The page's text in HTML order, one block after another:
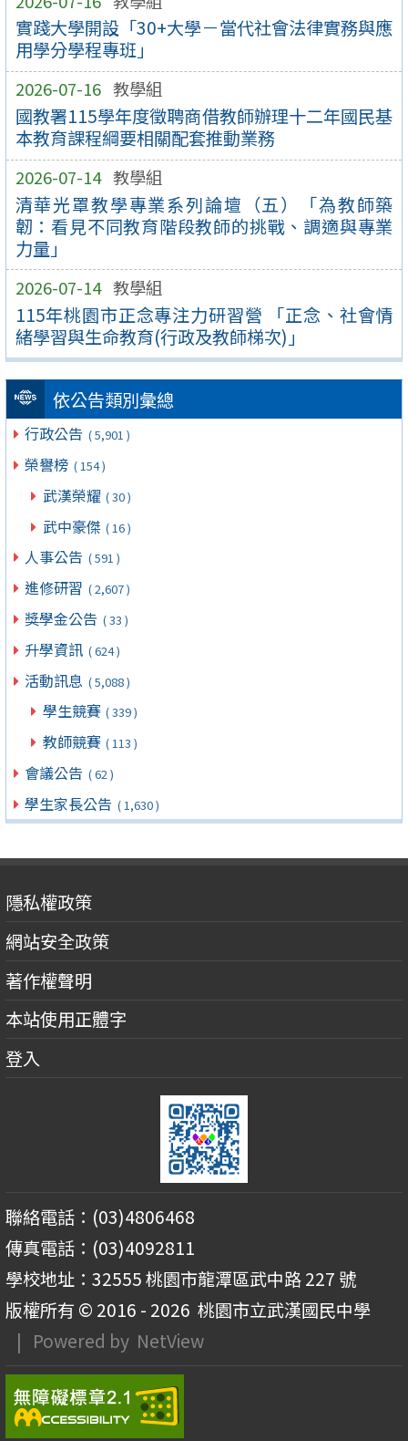
實踐大學開設「30+大學－當代社會法律實務與應
用學分學程專班」
2026-07-16 教學組
國教署115學年度徵聘商借教師辦理十二年國民基
本教育課程綱要相關配套推動業務
2026-07-14 教學組
清華光罩教學專業系列論壇（五）「為教師築
韌：看見不同教育階段教師的挑戰、調適與專業
力量」
2026-07-14 教學組
115年桃園市正念專注力研習營 「正念、社會情
緒學習與生命教育(行政及教師梯次)」
依公告類別彙總
行政公告 ( 5,901 )
榮譽榜 ( 154 )
武漢榮耀 ( 30 )
武中豪傑 ( 16 )
人事公告 ( 591 )
進修研習 ( 2,607 )
獎學金公告 ( 33 )
升學資訊 ( 624 )
活動訊息 ( 5,088 )
學生競賽 ( 339 )
教師競賽 ( 113 )
會議公告 ( 62 )
學生家長公告 ( 1,630 )
隱私權政策
網站安全政策
著作權聲明
本站使用正體字
登入
聯絡電話：(03)4806468
傳真電話：(03)4092811
學校地址：32555 桃園市龍潭區武中路 227 號
版權所有 © 2016 - 2026 桃園市立武漢國民中學
| Powered by NetView